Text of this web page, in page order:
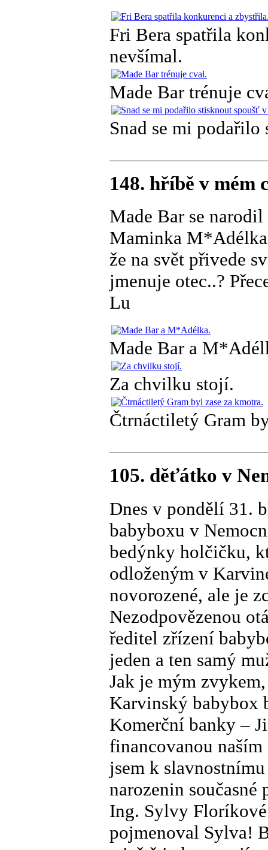
Fri Bera spatřila
nevšímal.
Made Bar trénuje
Snad se mi
148. hříbě v mém
Made Bar se
Maminka M*Adélka
že na svět přivede
jmenuje otec..?
Lu
Made Bar a
Za chvilku stojí.
Čtrnáctiletý Gram
105. děťátko v
Dnes v pondělí 31.
babyboxu v
bedýnky holčičku,
odloženým v
novorozené, ale je
Nezodpovězenou
ředitel zřízení
jeden a ten samý
Jak je mým
Karvinský babybox
Komerční banky –
financovanou
jsem k
narozenin současné
Ing. Sylvy
pojmenoval Sylva!